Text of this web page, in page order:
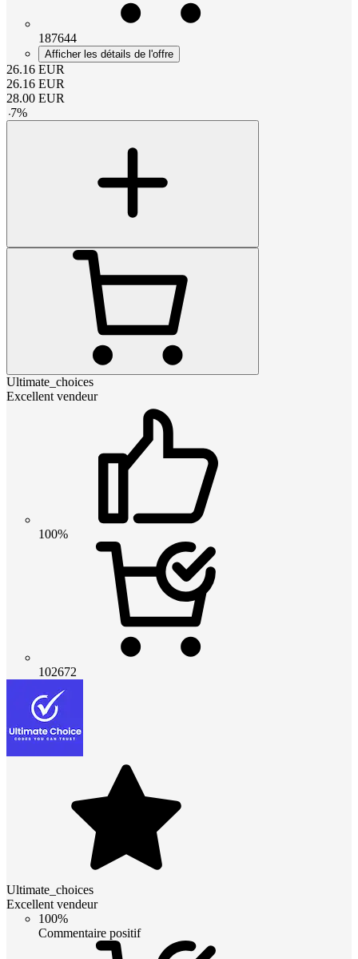
187644
Afficher les détails de l'offre
26.16 EUR
26.16 EUR
28.00 EUR
-7%
Ultimate_choices
Excellent vendeur
100%
102672
Ultimate_choices
Excellent vendeur
100%
Commentaire positif